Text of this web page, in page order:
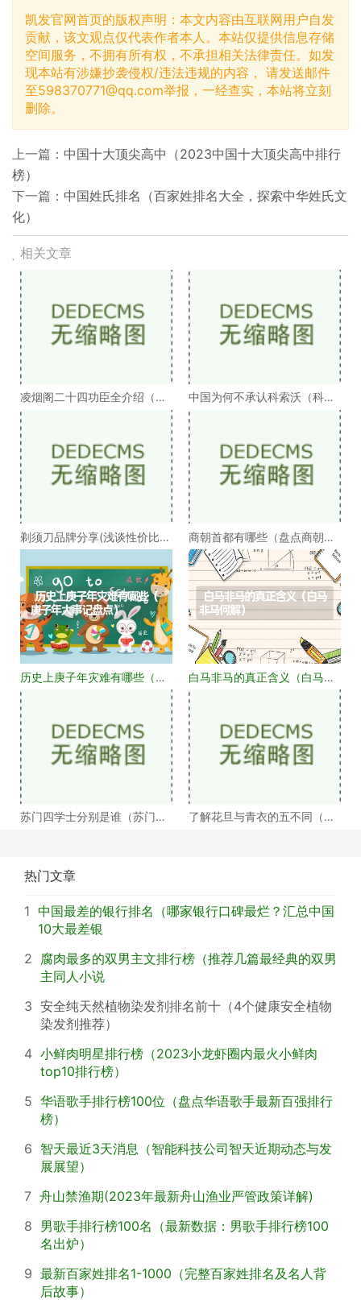
凯发官网首页的版权声明：本文内容由互联网用户自发
贡献，该文观点仅代表作者本人。本站仅提供信息存储
空间服务，不拥有所有权，不承担相关法律责任。如发
现本站有涉嫌抄袭侵权/违法违规的内容， 请发送邮件
至598370771@qq.com举报，一经查实，本站将立刻
删除。
上一篇： 中国十大顶尖高中（2023中国十大顶尖高中排行
榜）
下一篇： 中国姓氏排名（百家姓排名大全，探索中华姓氏文
化）
相关文章
凌烟阁二十四功臣全介绍（凌
烟阁二十四功臣排
中国为何不承认科索沃（科索
沃为何不被承认）
剃须刀品牌分享(浅谈性价比高
的剃须刀品牌）
商朝首都有哪些（盘点商朝的
十几个首都）
历史上庚子年灾难有哪些（庚
子年大事记盘点）
白马非马的真正含义（白马非
马何解）
苏门四学士分别是谁（苏门四
了解花旦与青衣的五不同（浅
热门文章
1 中国最差的银行排名（哪家银行口碑最烂？汇总中国
10大最差银
2
腐肉最多的双男主文排行榜（推荐几篇最经典的双男
主同人小说
3 安全纯天然植物染发剂排名前十（4个健康安全植物
染发剂推荐）
4 小鲜肉明星排行榜（2023小龙虾圈内最火小鲜肉
top10排行榜）
5 华语歌手排行榜100位（盘点华语歌手最新百强排行
榜）
6 智天最近3天消息（智能科技公司智天近期动态与发
展展望）
7 舟山禁渔期(2023年最新舟山渔业严管政策详解)
8 男歌手排行榜100名（最新数据：男歌手排行榜100
名出炉）
9 最新百家姓排名1-1000（完整百家姓排名及名人背
后故事）